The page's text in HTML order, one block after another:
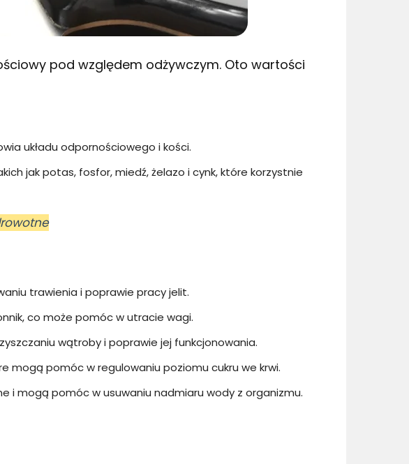
pod względem odżywczym. Oto wartości
układu odpornościowego i kości.
jak potas, fosfor, miedź, żelazo i cynk, które korzystnie
trawienia i poprawie pracy jelit.
co może pomóc w utracie wagi.
wątroby i poprawie jej funkcjonowania.
mogą pomóc w regulowaniu poziomu cukru we krwi.
i mogą pomóc w usuwaniu nadmiaru wody z organizmu.